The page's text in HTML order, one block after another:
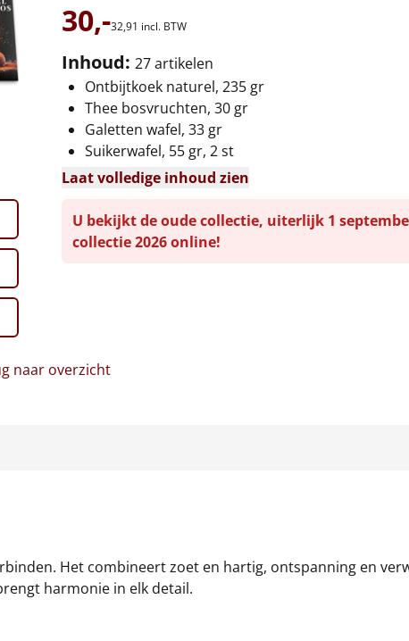
30,-32,91 incl. BTW
Inhoud: 27 artikelen
Ontbijtkoek naturel, 235 gr
Thee bosvruchten, 30 gr
Galetten wafel, 33 gr
Suikerwafel, 55 gr, 2 st
Laat volledige inhoud zien
U bekijkt de oude collectie, uiterlijk 1
collectie 2026 online!
naar overzicht
Het combineert zoet en hartig, ontspanning en
harmonie in elk detail.